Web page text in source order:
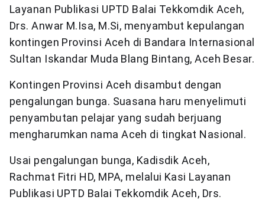
Layanan Publikasi UPTD Balai Tekkomdik Aceh,
Drs. Anwar M.Isa, M.Si, menyambut kepulangan
kontingen Provinsi Aceh di Bandara Internasional
Sultan Iskandar Muda Blang Bintang, Aceh Besar.
Kontingen Provinsi Aceh disambut dengan
pengalungan bunga. Suasana haru menyelimuti
penyambutan pelajar yang sudah berjuang
mengharumkan nama Aceh di tingkat Nasional.
Usai pengalungan bunga, Kadisdik Aceh,
Rachmat Fitri HD, MPA, melalui Kasi Layanan
Publikasi UPTD Balai Tekkomdik Aceh, Drs.